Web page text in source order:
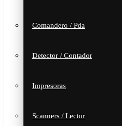
Comandero / Pda
Detector / Contador
Impresoras
Scanners / Lector